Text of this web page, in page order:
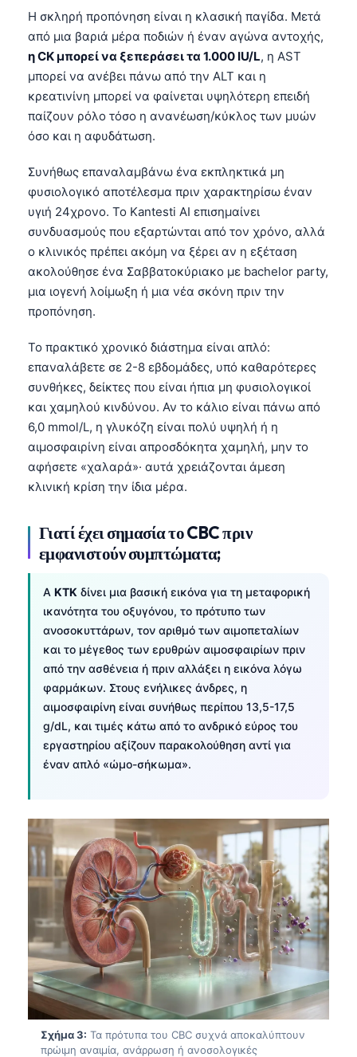
Η σκληρή προπόνηση είναι η κλασική παγίδα. Μετά
από μια βαριά μέρα ποδιών ή έναν αγώνα αντοχής,
η CK μπορεί να ξεπεράσει τα 1.000 IU/L, η AST
μπορεί να ανέβει πάνω από την ALT και η
κρεατινίνη μπορεί να φαίνεται υψηλότερη επειδή
παίζουν ρόλο τόσο η ανανέωση/κύκλος των μυών
όσο και η αφυδάτωση.
Συνήθως επαναλαμβάνω ένα εκπληκτικά μη
φυσιολογικό αποτέλεσμα πριν χαρακτηρίσω έναν
υγιή 24χρονο. Το Kantesti AI επισημαίνει
συνδυασμούς που εξαρτώνται από τον χρόνο, αλλά
ο κλινικός πρέπει ακόμη να ξέρει αν η εξέταση
ακολούθησε ένα Σαββατοκύριακο με bachelor party,
μια ιογενή λοίμωξη ή μια νέα σκόνη πριν την
προπόνηση.
Το πρακτικό χρονικό διάστημα είναι απλό:
επαναλάβετε σε 2-8 εβδομάδες, υπό καθαρότερες
συνθήκες, δείκτες που είναι ήπια μη φυσιολογικοί
και χαμηλού κινδύνου. Αν το κάλιο είναι πάνω από
6,0 mmol/L, η γλυκόζη είναι πολύ υψηλή ή η
αιμοσφαιρίνη είναι απροσδόκητα χαμηλή, μην το
αφήσετε «χαλαρά»· αυτά χρειάζονται άμεση
κλινική κρίση την ίδια μέρα.
Γιατί έχει σημασία το CBC πριν
εμφανιστούν συμπτώματα;
A ΚΤΚ δίνει μια βασική εικόνα για τη μεταφορική
ικανότητα του οξυγόνου, το πρότυπο των
ανοσοκυττάρων, τον αριθμό των αιμοπεταλίων
και το μέγεθος των ερυθρών αιμοσφαιρίων πριν
από την ασθένεια ή πριν αλλάξει η εικόνα λόγω
φαρμάκων. Στους ενήλικες άνδρες, η
αιμοσφαιρίνη είναι συνήθως περίπου 13,5-17,5
g/dL, και τιμές κάτω από το ανδρικό εύρος του
εργαστηρίου αξίζουν παρακολούθηση αντί για
έναν απλό «ώμο-σήκωμα».
Σχήμα 3: Τα πρότυπα του CBC συχνά αποκαλύπτουν
πρώιμη αναιμία, ανάρρωση ή ανοσολογικές